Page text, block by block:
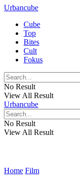
Urbancube
Cube
Top
Bites
Cult
Fokus
No Result
View All Result
Urbancube
No Result
View All Result
Home Film